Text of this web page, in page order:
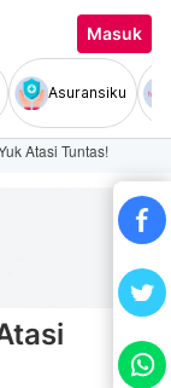
Masuk
Asuransiku
Atasi Tuntas!